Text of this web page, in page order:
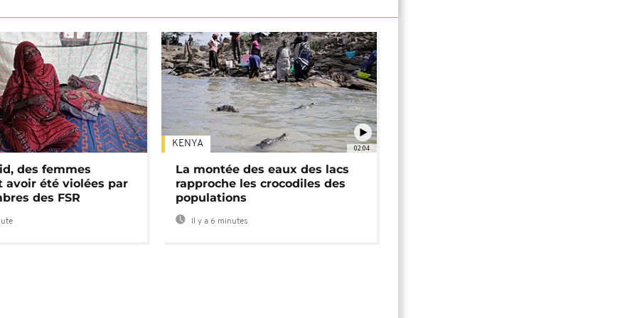
des femmes
avoir été violées par
des FSR
02:04
KENYA
La montée des eaux des lacs
rapproche les crocodiles des
populations
Il y a 6 minutes